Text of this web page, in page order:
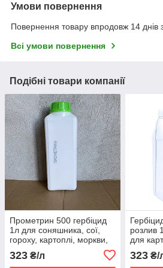
Умови повернення
Повернення товару впродовж 14 днів
Всі умови повернення
Подібні товари компанії
Прометрин 500 гербіцид
1л для соняшника, сої,
гороху, картоплі, моркви,
323 ₴/л
розлив
для
500 г/л)
323₴/